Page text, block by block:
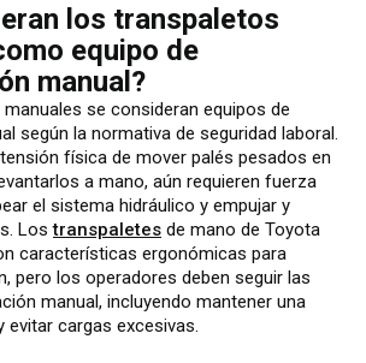
los transpaletos
equipo de
manual?
se consideran equipos de
según la normativa de seguridad laboral.
física de mover palés pesados en
a mano, aún requieren fuerza
el sistema hidráulico y empujar y
Lostranspaletes de mano de Toyota
características ergonómicas para
pero los operadores deben seguir las
manual, incluyendo mantener una
evitar cargas excesivas.